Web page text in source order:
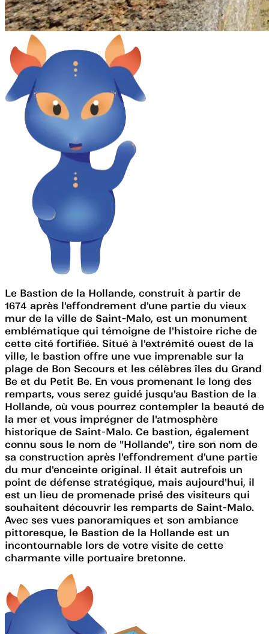
Le Bastion de la Hollande, construit à partir de
1674 après l'effondrement d'une partie du vieux
mur de la ville de Saint-Malo, est un monument
emblématique qui témoigne de l'histoire riche de
cette cité fortifiée. Situé à l'extrémité ouest de la
ville, le bastion offre une vue imprenable sur la
plage de Bon Secours et les célèbres îles du Grand
Be et du Petit Be. En vous promenant le long des
remparts, vous serez guidé jusqu'au Bastion de la
Hollande, où vous pourrez contempler la beauté de
la mer et vous imprégner de l'atmosphère
historique de Saint-Malo. Ce bastion, également
connu sous le nom de "Hollande", tire son nom de
sa construction après l'effondrement d'une partie
du mur d'enceinte original. Il était autrefois un
point de défense stratégique, mais aujourd'hui, il
est un lieu de promenade prisé des visiteurs qui
souhaitent découvrir les remparts de Saint-Malo.
Avec ses vues panoramiques et son ambiance
pittoresque, le Bastion de la Hollande est un
incontournable lors de votre visite de cette
charmante ville portuaire bretonne.